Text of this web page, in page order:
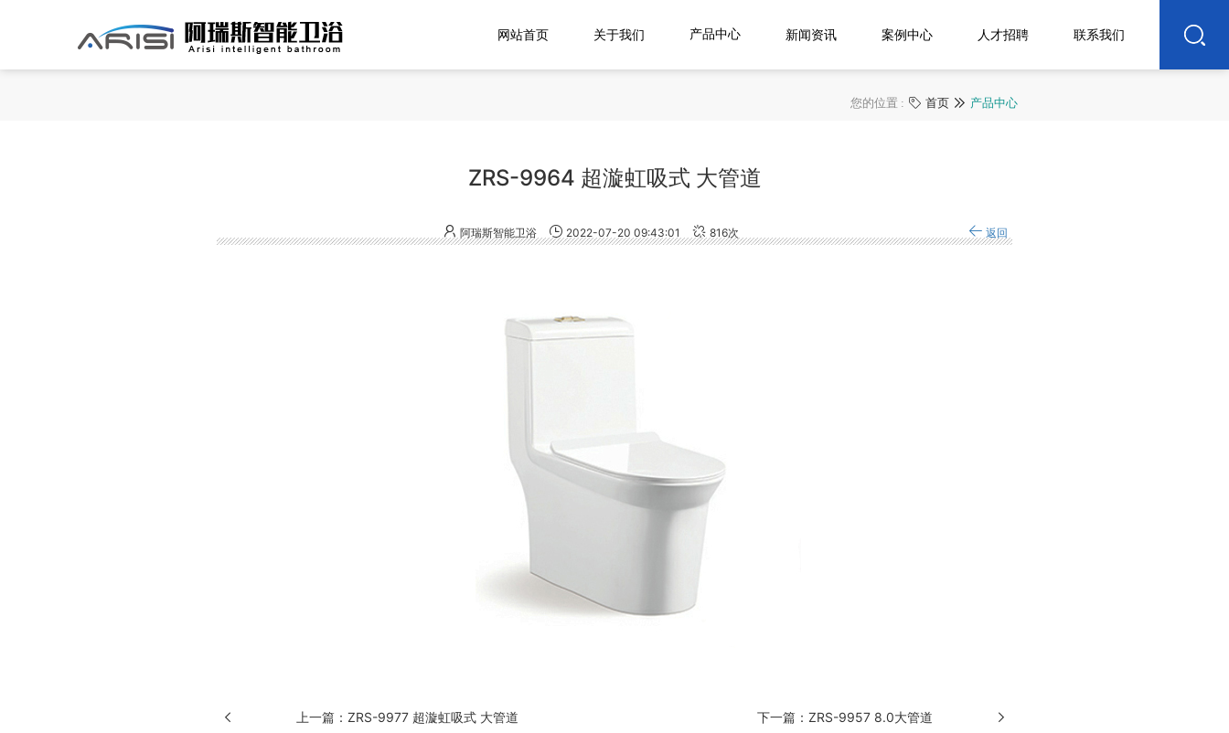
网站首页 关于我们 产品中心 新闻资讯 案例中心 人才招聘 联系我们
您的位置 : 首页  产品中心
ZRS-9964 超漩虹吸式 大管道
阿瑞斯智能卫浴 2022-07-20 09:43:01 816次 返回
上一篇：ZRS-9977 超漩虹吸式 大管道 下一篇：ZRS-9957 8.0大管道